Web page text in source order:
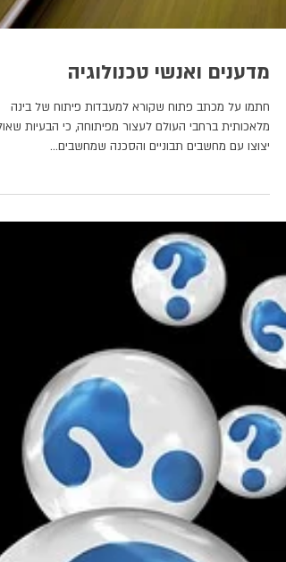
מדענים ואנשי טכנולוגיה
חתמו על מכתב פתוח שקורא למעבדות פיתוח של בינה
מלאכותית ברחבי העולם לעצור מפיתוחה, כי הבעיות